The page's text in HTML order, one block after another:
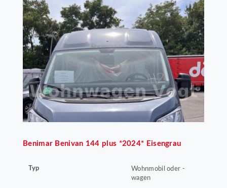
Benimar Benivan 144 plus *2024* Eisengrau
Typ
Wohnmobil oder -
wagen